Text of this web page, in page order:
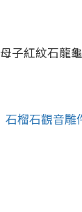
母子紅紋石龍龜